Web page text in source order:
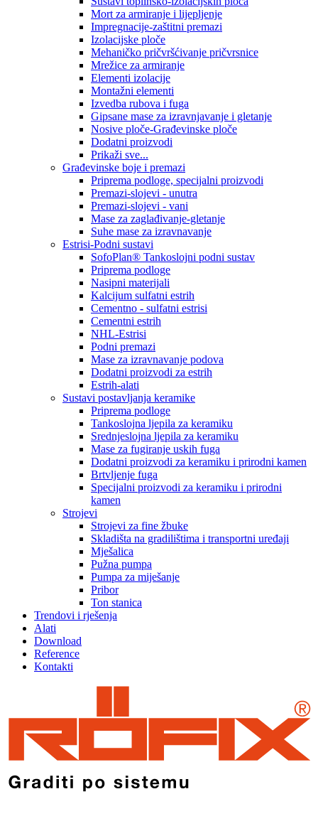
Mort za armiranje i lijepljenje
Impregnacije-zaštitni premazi
Izolacijske ploče
Mehaničko pričvršćivanje pričvrsnice
Mrežice za armiranje
Elementi izolacije
Montažni elementi
Izvedba rubova i fuga
Gipsane mase za izravnjavanje i gletanje
Nosive ploče-Građevinske ploče
Dodatni proizvodi
Prikaži sve...
Građevinske boje i premazi
Priprema podloge, specijalni proizvodi
Premazi-slojevi - unutra
Premazi-slojevi - vani
Mase za zaglađivanje-gletanje
Suhe mase za izravnavanje
Estrisi-Podni sustavi
SofoPlan® Tankoslojni podni sustav
Priprema podloge
Nasipni materijali
Kalcijum sulfatni estrih
Cementno - sulfatni estrisi
Cementni estrih
NHL-Estrisi
Podni premazi
Mase za izravnavanje podova
Dodatni proizvodi za estrih
Estrih-alati
Sustavi postavljanja keramike
Priprema podloge
Tankoslojna ljepila za keramiku
Srednjeslojna ljepila za keramiku
Mase za fugiranje uskih fuga
Dodatni proizvodi za keramiku i prirodni kamen
Brtvljenje fuga
Specijalni proizvodi za keramiku i prirodni
kamen
Strojevi
Strojevi za fine žbuke
Skladišta na gradilištima i transportni uređaji
Mješalica
Pužna pumpa
Pumpa za miješanje
Pribor
Ton stanica
Trendovi i rješenja
Alati
Download
Reference
Kontakti